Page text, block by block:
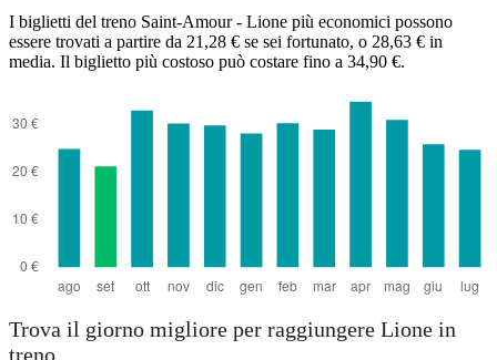
I biglietti del treno Saint-Amour - Lione più economici possono
essere trovati a partire da 21,28 € se sei fortunato, o 28,63 € in
media. Il biglietto più costoso può costare fino a 34,90 €.
Trova il giorno migliore per raggiungere Lione in
treno